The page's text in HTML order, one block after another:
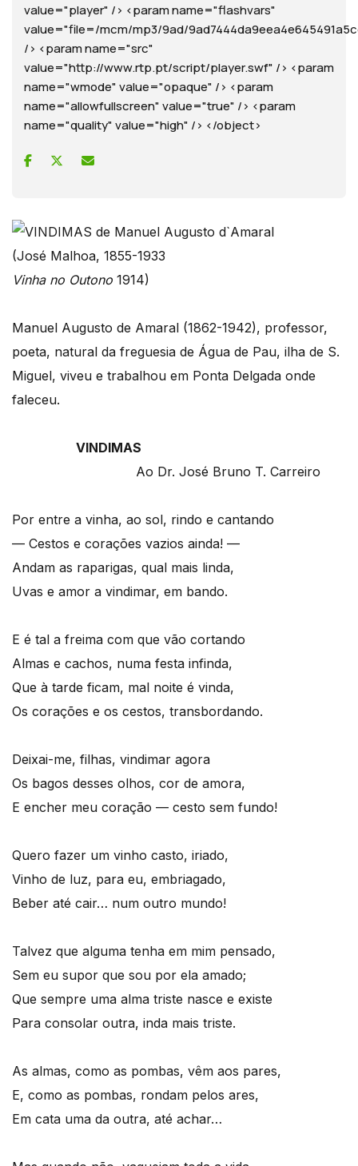
value="player" /> <param name="flashvars"
value="file=/mcm/mp3/9ad/
/> <param name="src"
value="http://www.rtp.pt/script/player.swf" /> <param
name="wmode" value="opaque" /> <param
name="allowfullscreen" value="true" /> <param
name="quality" value="high" /> </object>
(José Malhoa, 1855-1933
Vinha no Outono 1914)
Manuel Augusto de Amaral (1862-1942), professor,
poeta, natural da freguesia de Água de Pau, ilha de S.
Miguel, viveu e trabalhou em Ponta Delgada onde
faleceu.
VINDIMAS
Ao Dr. José Bruno T. Carreiro
Por entre a vinha, ao sol, rindo e cantando
— Cestos e corações vazios ainda! —
Andam as raparigas, qual mais linda,
Uvas e amor a vindimar, em bando.
E é tal a freima com que vão cortando
Almas e cachos, numa festa infinda,
Que à tarde ficam, mal noite é vinda,
Os corações e os cestos, transbordando.
Deixai-me, filhas, vindimar agora
Os bagos desses olhos, cor de amora,
E encher meu coração — cesto sem fundo!
Quero fazer um vinho casto, iriado,
Vinho de luz, para eu, embriagado,
Beber até cair… num outro mundo!
Talvez que alguma tenha em mim pensado,
Sem eu supor que sou por ela amado;
Que sempre uma alma triste nasce e existe
Para consolar outra, inda mais triste.
As almas, como as pombas, vêm aos pares,
E, como as pombas, rondam pelos ares,
Em cata uma da outra, até achar…